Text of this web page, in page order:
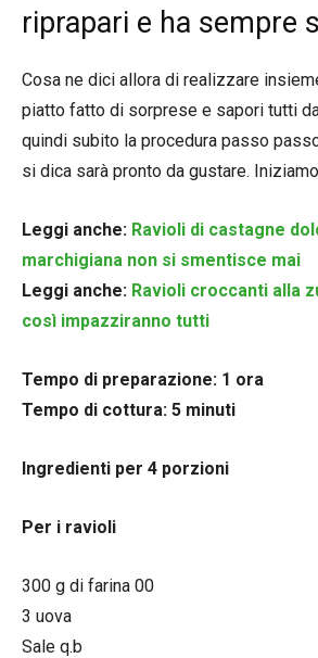
riprapari e ha sempre
Cosa ne dici allora di realizzare
piatto fatto di sorprese e sapori tutti
quindi subito la procedura passo
si dica sarà pronto da gustare.
Leggi anche: Ravioli di castagne
marchigiana non si smentisce mai
Leggi anche: Ravioli croccanti alla
così impazziranno tutti
Tempo di preparazione: 1 ora
Tempo di cottura: 5 minuti
Ingredienti per 4 porzioni
Per i ravioli
300 g di farina 00
3 uova
Sale q.b